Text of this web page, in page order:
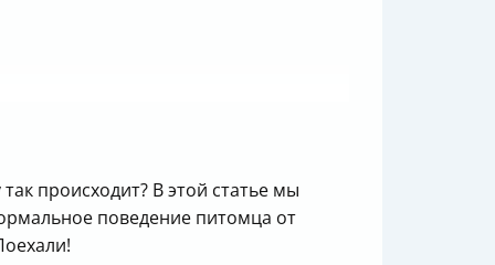
происходит? В этой статье мы
поведение питомца от